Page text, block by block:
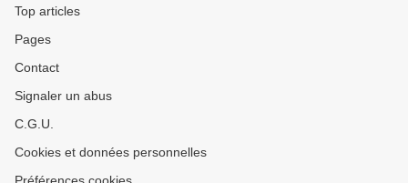
Top articles
Pages
Contact
Signaler un abus
C.G.U.
Cookies et données personnelles